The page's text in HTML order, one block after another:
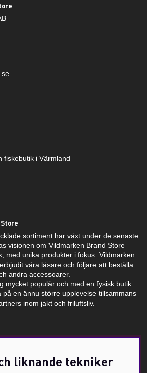
fiskebutik i Värmland
sortiment har växt under de senaste
visionen om Vildmarken Brand Store –
med unika produkter i fokus. Vildmarken
våra läsare och följare att beställa
andra accessoarer.
mycket populär och med en fysisk butik
på en ännu större upplevelse tillsammans
inom jakt och friluftsliv.
direkt till din e-post!*
liknande tekniker